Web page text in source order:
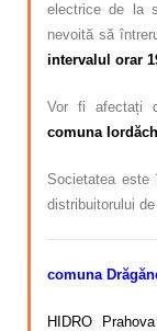
electrice de la
nevoită să
intervalul orar
Vor fi afectați
comuna
Societatea
distribuitorului
comuna
HIDRO